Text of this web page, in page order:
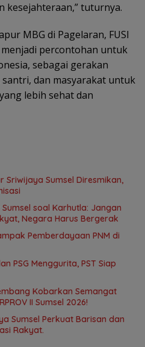
kesejahteraan,” tuturnya.
MBG di Pagelaran, FUSI
percontohan untuk
sebagai gerakan
dan masyarakat untuk
lebih sehat dan
Sriwijaya Sumsel Diresmikan,
soal Karhutla: Jangan
Negara Harus Bergerak
Pemberdayaan PNM di
PSG Menggurita, PST Siap
Kobarkan Semangat
II Sumsel 2026!
Sumsel Perkuat Barisan dan
Rakyat.